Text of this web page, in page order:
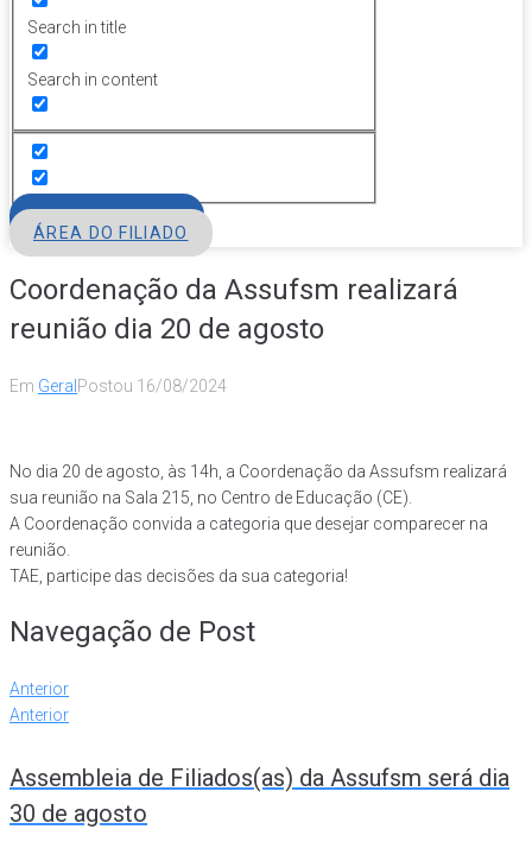
Search in title
Search in content
ÁREA DO FILIADO
Coordenação da Assufsm realizará
reunião dia 20 de agosto
Em Geral Postou 16/08/2024
No dia 20 de agosto, às 14h, a Coordenação da Assufsm realizará
sua reunião na Sala 215, no Centro de Educação (CE).
A Coordenação convida a categoria que desejar comparecer na
reunião.
TAE, participe das decisões da sua categoria!
Navegação de Post
Anterior
Anterior
Assembleia de Filiados(as) da Assufsm será dia
30 de agosto